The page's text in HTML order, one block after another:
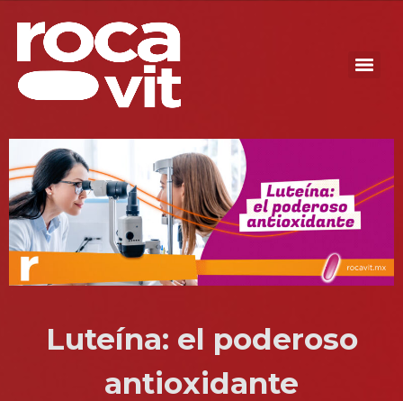
Luteína: el poderoso
antioxidante